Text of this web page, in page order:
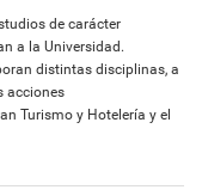
de carácter
a la Universidad.
distintas disciplinas, a
acciones
Turismo y Hotelería y el